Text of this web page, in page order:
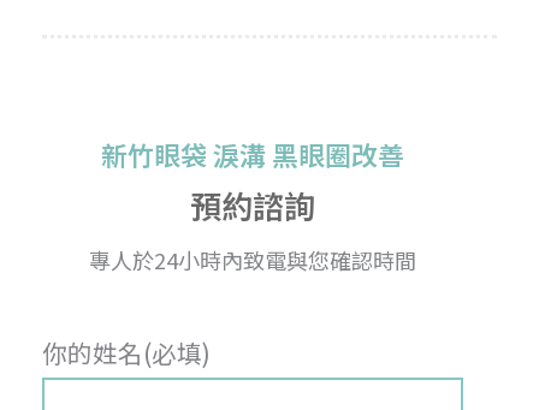
新竹眼袋 淚溝 黑眼圈改善
預約諮詢
專人於24小時內致電與您確認時間
你的姓名(必填)